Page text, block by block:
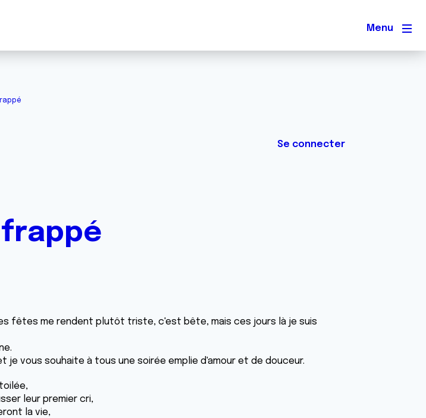
Menu
Se connecter
fêtes me rendent plutôt triste, c'est bête, mais ces jours là je suis
je vous souhaite à tous une soirée emplie d'amour et de douceur.
leur premier cri,
la vie,